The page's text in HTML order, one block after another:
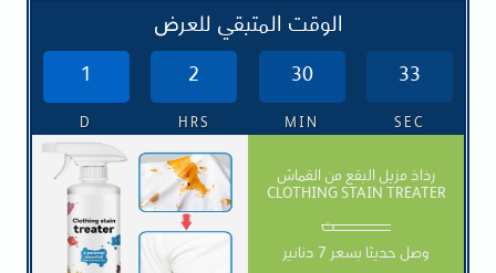
الوقت المتبقي للعرض
1 2 30 31
D HRS MIN SEC
رذاذ مزيل البقع من القماش
CLOTHING STAIN TREATER
ـــــــــــــــــــــــــت
وصل حديثا بسعر 7 دنانير